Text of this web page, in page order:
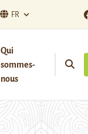
FR
Qui
sommes-
nous